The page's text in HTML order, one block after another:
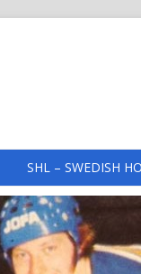
SHL – SWEDISH